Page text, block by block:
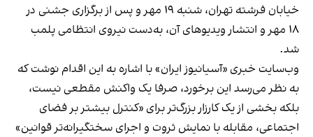
خیابان فرشته تهران، شنبه ۱۹ مهر و پس از برگزاری جشنی در
۱۸ مهر و انتشار ویدیوهای آن، به‌دست نیروی انتظامی پلمب
شد.
وب‌سایت خبری «آسیانیوز ایران» با اشاره به این اقدام نوشت که
به نظر می‌رسد این برخورد، صرفا یک واکنش مقطعی نیست،
بلکه بخشی از یک کارزار بزرگ‌تر برای «کنترل بیشتر بر فضای
اجتماعی، مقابله با نمایش ثروت و اجرای سختگیرانه‌تر قوانین»